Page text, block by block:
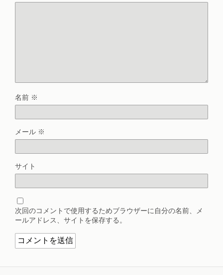
名前 ※
メール ※
サイト
次回のコメントで使用するためブラウザーに自分の名前、メ
ールアドレス、サイトを保存する。